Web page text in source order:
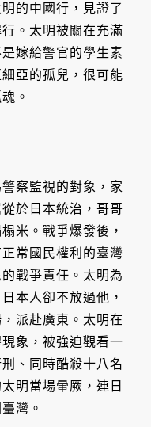
的中國行，見證了
。太明被關在充滿
嫁給警官的學生素
亞的孤兒，很可能
。
察監視的對象，家
於日本統治，哥哥
米。戰爭爆發後，
常國民權利的臺灣
戰爭責任。太明為
本人卻不放過他，
派赴廣東。太明在
象，被強迫觀看一
、同時酷殺十八名
明當場暈厥，連日
灣。